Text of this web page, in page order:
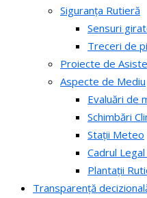
Siguranța Rutieră
Sensuri
Treceri de
Proiecte de
Aspecte de Mediu
Evaluări de
Schimbări
Stații Meteo
Cadrul
Plantații
Transparență